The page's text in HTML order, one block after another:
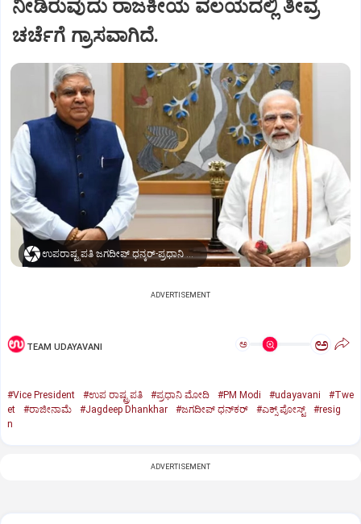
ನೀಡಿರುವುದು ರಾಜಕೀಯ ವಲಯದಲ್ಲಿ ತೀವ್ರ
ಚರ್ಚೆಗೆ ಗ್ರಾಸವಾಗಿದೆ.
ಉಪರಾಷ್ಟ್ರಪತಿ ಜಗದೀಪ್‌ ಧನ್ಕರ್-ಪ್ರಧಾನಿ ಮೋದಿ
ADVERTISEMENT
TEAM UDAYAVANI ಅ ಅ
#Vice President #ಉಪ ರಾಷ್ಟ್ರಪತಿ #ಪ್ರಧಾನಿ ಮೋದಿ #PM Modi #udayavani
#Twe
et
#ರಾಜೀನಾಮೆ #Jagdeep Dhankhar #ಜಗದೀಪ್‌ ಧನ್‌ಕರ್‌ #ಎಕ್ಸ್‌ ಪೋಸ್ಟ್
#resig
n
ADVERTISEMENT